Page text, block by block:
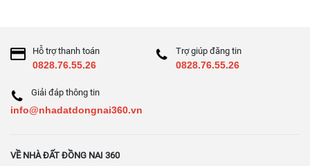
Hỗ trợ thanh toán
0828.76.55.26
Trợ giúp đăng tin
0828.76.55.26
Giải đáp thông tin
info@nhadatdongnai360.vn
VỀ NHÀ ĐẤT ĐỒNG NAI 360